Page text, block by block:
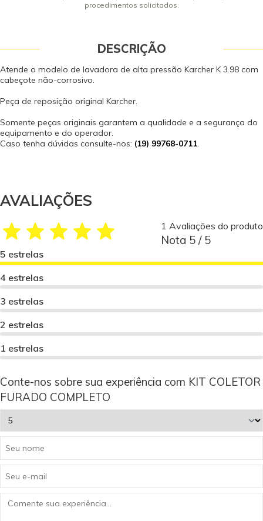
procedimentos solicitados.
DESCRIÇÃO
Atende o modelo de lavadora de alta pressão Karcher K 3.98 com
cabeçote não-corrosivo.
Peça de reposição original Karcher.
Somente peças originais garantem a qualidade e a segurança do
equipamento e do operador.
Caso tenha dúvidas consulte-nos: (19) 99768-0711.
AVALIAÇÕES
1 Avaliações do produto
Nota 5 / 5
5 estrelas
4 estrelas
3 estrelas
2 estrelas
1 estrelas
Conte-nos sobre sua experiência com KIT COLETOR
FURADO COMPLETO